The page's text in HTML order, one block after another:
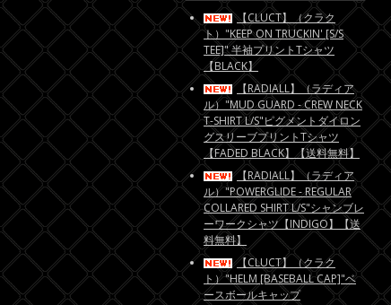
【CLUCT】（クラク
ト）"KEEP ON TRUCKIN' [S/S
TEE]" 半袖プリントTシャツ
【BLACK】
【RADIALL】（ラディア
ル）"MUD GUARD - CREW NECK
T-SHIRT L/S"ピグメントダイロン
グスリーブプリントTシャツ
【FADED BLACK】【送料無料】
【RADIALL】（ラディア
ル）"POWERGLIDE - REGULAR
COLLARED SHIRT L/S"シャンブレ
ーワークシャツ【INDIGO】【送
料無料】
【CLUCT】（クラク
ト）"HELM [BASEBALL CAP]"ベ
ースボールキャップ